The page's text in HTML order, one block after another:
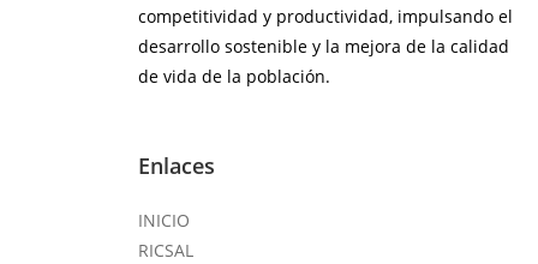
competitividad y productividad, impulsando el
desarrollo sostenible y la mejora de la calidad
de vida de la población.
Enlaces
INICIO
RICSAL